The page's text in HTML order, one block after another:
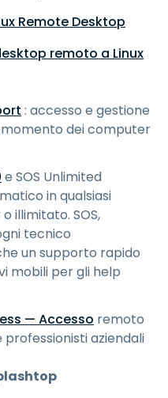
Remote Desktop
remoto a Linux
: accesso e gestione
dei computer
e SOS Unlimited
in qualsiasi
illimitato. SOS,
tecnico
un supporto rapido
mobili per gli help
— Accesso remoto
aziendali